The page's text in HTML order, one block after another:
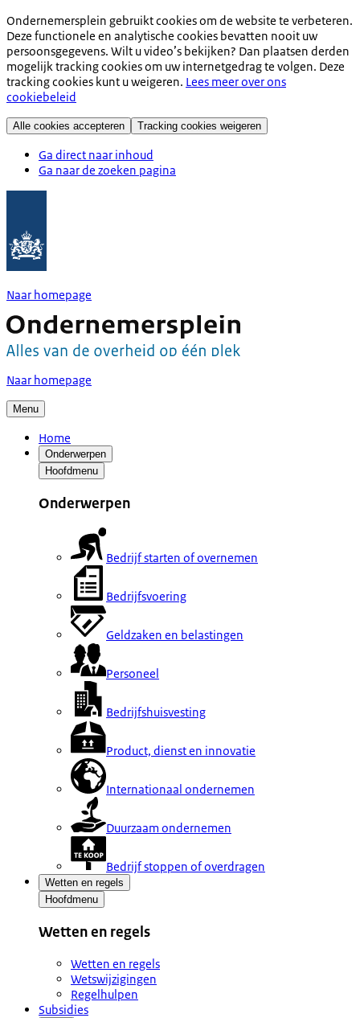
Ondernemersplein gebruikt cookies om de website te verbeteren.
Deze functionele en analytische cookies bevatten nooit uw
persoonsgegevens. Wilt u video’s bekijken? Dan plaatsen derden
mogelijk tracking cookies om uw internetgedrag te volgen. Deze
tracking cookies kunt u weigeren. Lees meer over ons
cookiebeleid
Alle cookies accepteren Tracking cookies weigeren
Ga direct naar inhoud
Ga naar de zoeken pagina
Naar homepage
Naar homepage
Menu
Home
Onderwerpen
Hoofdmenu
Onderwerpen
Bedrijf starten of overnemen
Bedrijfsvoering
Geldzaken en belastingen
Personeel
Bedrijfshuisvesting
Product, dienst en innovatie
Internationaal ondernemen
Duurzaam ondernemen
Bedrijf stoppen of overdragen
Wetten en regels
Hoofdmenu
Wetten en regels
Wetten en regels
Wetswijzigingen
Regelhulpen
Subsidies